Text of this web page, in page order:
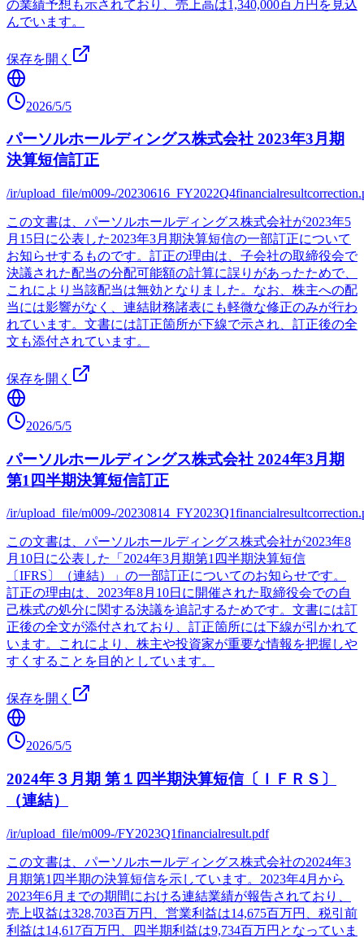
の業績予想も示されており、売上高は1,340,000百万円を見込
んでいます。
保存を開く
2026/5/5
パーソルホールディングス株式会社 2023年3月期
決算短信訂正
/ir/upload_file/m009-/
この文書は、パーソルホールディングス株式会社が2023年5
月15日に公表した2023年3月期決算短信の一部訂正について
お知らせするものです。訂正の理由は、子会社の取締役会で
決議された配当の分配可能額の計算に誤りがあったためで、
これにより当該配当は無効となりました。なお、株主への配
当には影響がなく、連結財務諸表にも軽微な修正のみが行わ
れています。文書には訂正箇所が下線で示され、訂正後の全
文も添付されています。
保存を開く
2026/5/5
パーソルホールディングス株式会社 2024年3月期
第1四半期決算短信訂正
/ir/upload_file/m009-/
この文書は、パーソルホールディングス株式会社が2023年8
月10日に公表した「2024年3月期第1四半期決算短信
〔IFRS〕（連結）」の一部訂正についてのお知らせです。
訂正の理由は、2023年8月10日に開催された取締役会での自
己株式の処分に関する決議を追記するためです。文書には訂
正後の全文が添付されており、訂正箇所には下線が引かれて
います。これにより、株主や投資家が重要な情報を把握しや
すくすることを目的としています。
保存を開く
2026/5/5
2024年３月期 第１四半期決算短信〔ＩＦＲＳ〕
（連結）
/ir/upload_file/m009-/FY2023Q1financialresult.pdf
この文書は、パーソルホールディングス株式会社の2024年3
月期第1四半期の決算短信を示しています。2023年4月から
2023年6月までの期間における連結業績が報告されており、
売上収益は328,703百万円、営業利益は14,675百万円、税引前
利益は14,617百万円、四半期利益は9,734百万円となっていま